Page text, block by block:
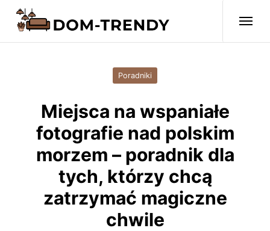
Poradniki
Miejsca na wspaniałe
fotografie nad polskim
morzem – poradnik dla
tych, którzy chcą
zatrzymać magiczne
chwile